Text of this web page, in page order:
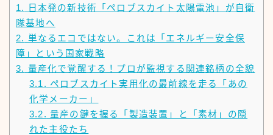
1.
日本発の新技術「ペロブスカイト太陽電池」が自衛
隊基地へ
2. 単なるエコではない。これは「エネルギー安全保
障」という国家戦略
3. 量産化で覚醒する！プロが監視する関連銘柄の全貌
3.1. ペロブスカイト実用化の最前線を走る「あの
化学メーカー」
3.2. 量産の鍵を握る「製造装置」と「素材」の隠
れた主役たち